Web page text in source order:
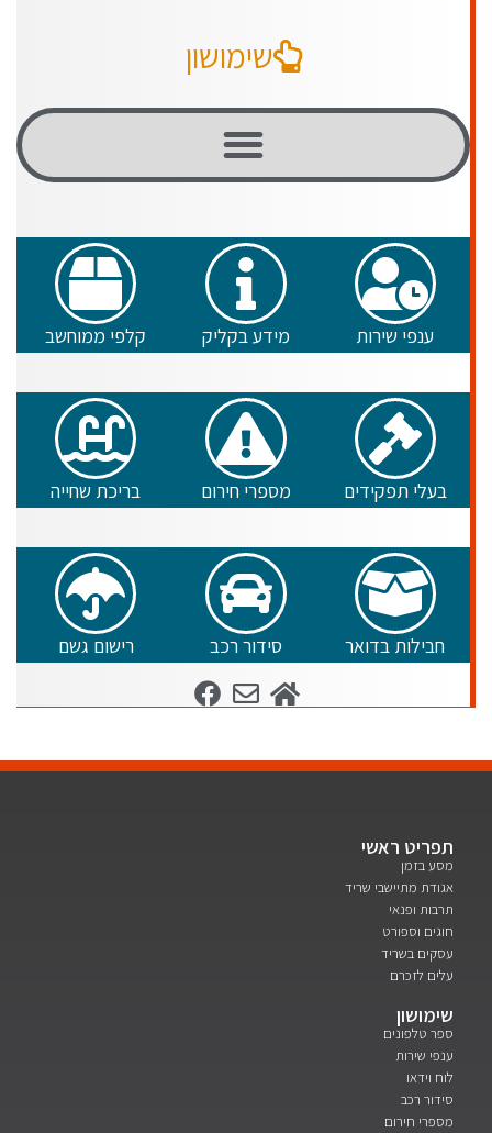
שימושון
ענפי שירות מידע בקליק קלפי ממוחשב
בעלי תפקידים מספרי חירום בריכת שחייה
חבילות בדואר סידור רכב רישום גשם
תפריט ראשי
מסע בזמן
אגודת מתיישבי שריד
תרבות ופנאי
חוגים וספורט
עסקים בשריד
עלים לזכרם
שימושון
ספר טלפונים
ענפי שירות
לוח וידאו
סידור רכב
מספרי חירום